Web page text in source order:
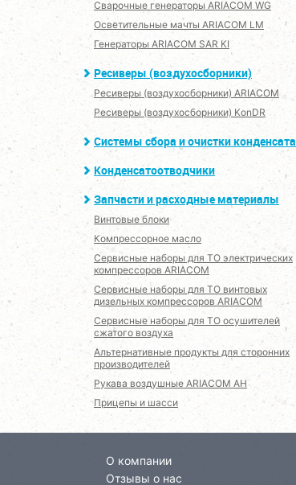
Сварочные генераторы ARIACOM WG
Осветительные мачты ARIACOM LM
Генераторы ARIACOM SAR KI
Ресиверы (воздухосборники)
Ресиверы (воздухосборники) ARIACOM
Ресиверы (воздухосборники) KonDR
Системы сбора и очистки конденсата
Конденсатоотводчики
Запчасти и расходные материалы
Винтовые блоки
Компрессорное масло
Сервисные наборы для ТО электрических
компрессоров ARIACOM
Сервисные наборы для ТО винтовых
дизельных компрессоров ARIACOM
Сервисные наборы для ТО осушителей
сжатого воздуха
Альтернативные продукты для сторонних
производителей
Рукава воздушные ARIACOM AH
Прицепы и шасси
О компании
Отзывы о нас